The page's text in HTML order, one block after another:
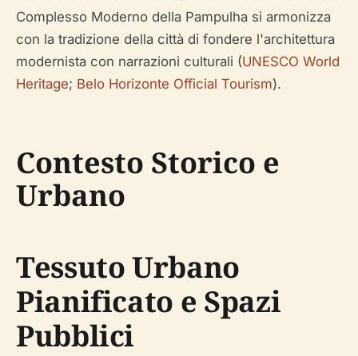
Complesso Moderno della Pampulha si armonizza
con la tradizione della città di fondere l'architettura
modernista con narrazioni culturali (UNESCO World
Heritage; Belo Horizonte Official Tourism).
Contesto Storico e
Urbano
Tessuto Urbano
Pianificato e Spazi
Pubblici